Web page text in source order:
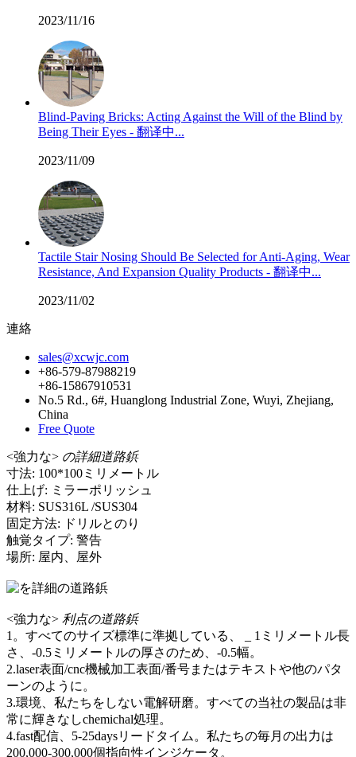
2023/11/16
Blind-Paving Bricks: Acting Against the Will of the Blind by
Being Their Eyes - 翻译中...
2023/11/09
Tactile Stair Nosing Should Be Selected for Anti-Aging, Wear
Resistance, And Expansion Quality Products - 翻译中...
2023/11/02
連絡
sales@xcwjc.com
+86-579-87988219
+86-15867910531
No.5 Rd., 6#, Huanglong Industrial Zone, Wuyi, Zhejiang,
China
Free Quote
<強力な> の詳細道路鋲
寸法: 100*100ミリメートル
仕上げ: ミラーポリッシュ
材料: SUS316L /SUS304
固定方法: ドリルとのり
触覚タイプ: 警告
場所: 屋内、屋外
<強力な> 利点の道路鋲
1。すべてのサイズ標準に準拠している、 _ 1ミリメートル長
さ、-0.5ミリメートルの厚さのため、-0.5幅。
2.laser表面/cnc機械加工表面/番号またはテキストや他のパタ
ーンのように。
3.環境、私たちをしない電解研磨。すべての当社の製品は非
常に輝きなしchemichal処理。
4.fast配信、5-25daysリードタイム。私たちの毎月の出力は
200,000-300,000個指向性インジケータ。